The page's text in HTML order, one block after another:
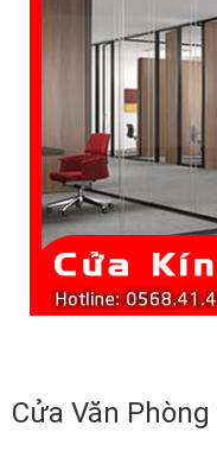
Cửa Văn